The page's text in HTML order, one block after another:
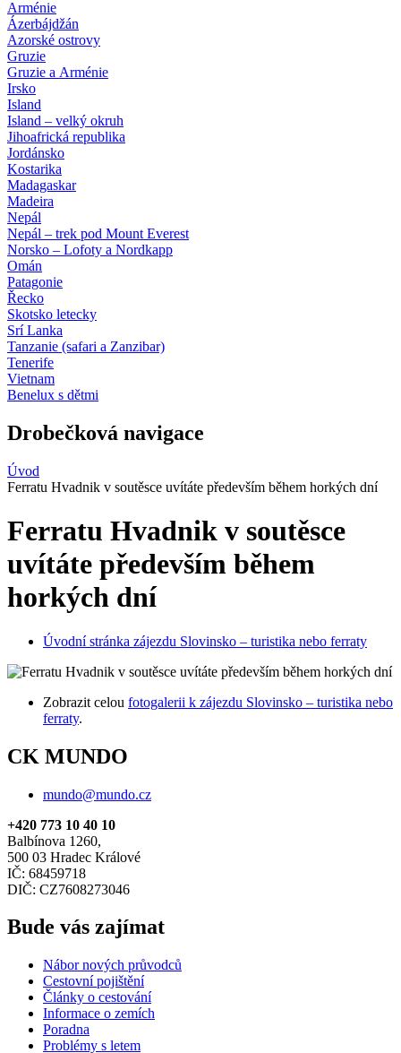
Arménie
Ázerbájdžán
Azorské ostrovy
Gruzie
Gruzie a Arménie
Irsko
Island
Island – velký okruh
Jihoafrická republika
Jordánsko
Kostarika
Madagaskar
Madeira
Nepál
Nepál – trek pod Mount Everest
Norsko – Lofoty a Nordkapp
Omán
Patagonie
Řecko
Skotsko letecky
Srí Lanka
Tanzanie (safari a Zanzibar)
Tenerife
Vietnam
Benelux s dětmi
Drobečková navigace
Úvod
Ferratu Hvadnik v soutěsce uvítáte především během horkých dní
Ferratu Hvadnik v soutěsce
uvítáte především během
horkých dní
Úvodní stránka zájezdu Slovinsko – turistika nebo ferraty
Zobrazit celou fotogalerii k zájezdu Slovinsko – turistika nebo
ferraty.
CK MUNDO
mundo@mundo.cz
+420 773 10 40 10
Balbínova 1260,
500 03 Hradec Králové
IČ: 68459718
DIČ: CZ7608273046
Bude vás zajímat
Nábor nových průvodců
Cestovní pojištění
Články o cestování
Informace o zemích
Poradna
Problémy s letem